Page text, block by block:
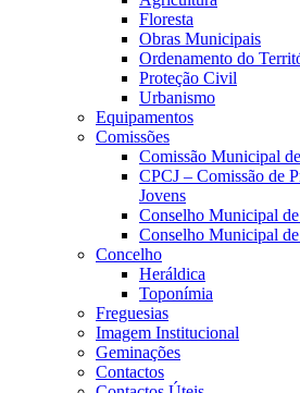
Floresta
Obras Municipais
Ordenamento do
Proteção Civil
Urbanismo
Equipamentos
Comissões
Comissão Municipal
CPCJ – Comissão de
Jovens
Conselho Municipal
Conselho Municipal de
Concelho
Heráldica
Toponímia
Freguesias
Imagem Institucional
Geminações
Contactos